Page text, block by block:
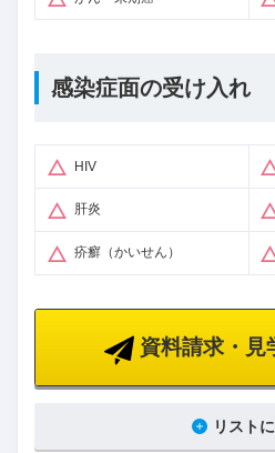
感染症面の受け入れ
HIV
肝炎
疥癬（かいせん）
資料請求・見
リスト